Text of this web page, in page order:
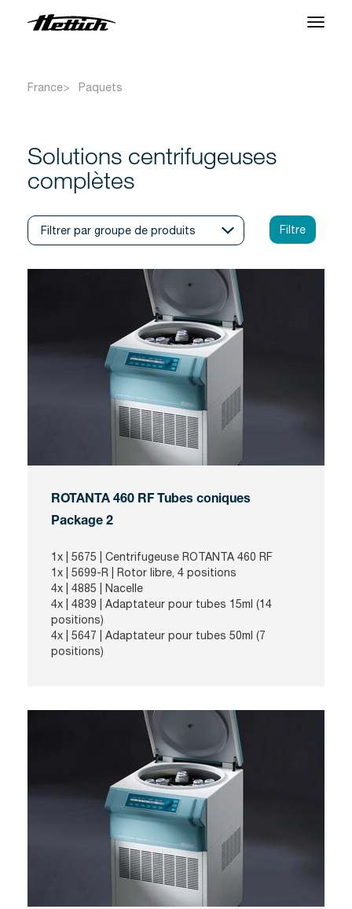
Centre SAV
À propos
Contact
Nouveautés et Evenements
France Paquets
Solutions centrifugeuses
complètes
ROTANTA 460 RF Tubes coniques
Package 2
1x | 5675 | Centrifugeuse ROTANTA 460 RF
1x | 5699-R | Rotor libre, 4 positions
4x | 4885 | Nacelle
4x | 4839 | Adaptateur pour tubes 15ml (14
positions)
4x | 5647 | Adaptateur pour tubes 50ml (7
positions)